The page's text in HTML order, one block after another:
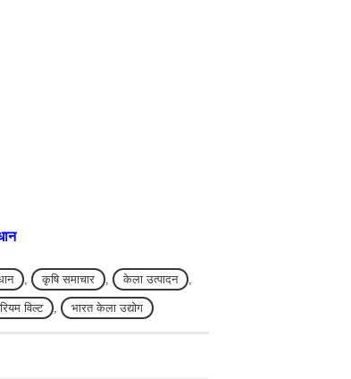
, कृषि समाचार , केला उत्पादन ,
विल्ट , भारत केला उद्योग